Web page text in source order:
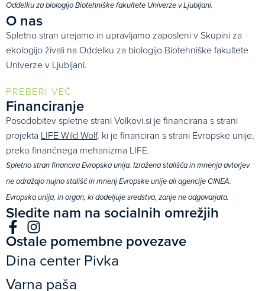
Oddelku za biologijo Biotehniške fakultete Univerze v Ljubljani.
O nas
Spletno stran urejamo in upravljamo zaposleni v Skupini za
ekologijo živali na Oddelku za biologijo Biotehniške fakultete
Univerze v Ljubljani.
PREBERI VEČ
Financiranje
Posodobitev spletne strani Volkovi.si je financirana s strani
projekta LIFE Wild Wolf, ki je financiran s strani Evropske unije,
preko finančnega mehanizma LIFE.
Spletno stran financira Evropska unija. Izražena stališča in mnenja avtorjev
ne odražajo nujno stališč in mnenj Evropske unije ali agencije CINEA.
Evropska unija, in organ, ki dodeljuje sredstva, zanje ne odgovarjata.
Sledite nam na socialnih omrežjih
Ostale pomembne povezave
Dina center Pivka
Varna paša